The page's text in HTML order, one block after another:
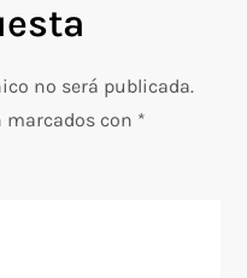
no será publicada.
marcados con *